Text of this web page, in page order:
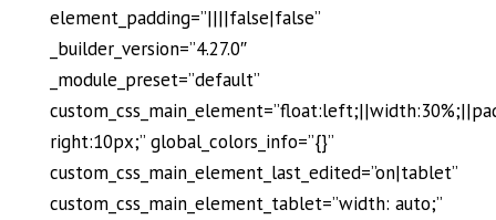
element_padding=”||||false|false”
_builder_version=”4.27.0″
_module_preset=”default”
right:10px;” global_colors_info=”{}”
custom_css_main_element_last_edited=”on|tablet”
custom_css_main_element_tablet=”width: auto;”